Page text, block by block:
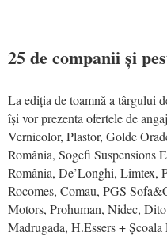
25 de companii și
La ediția de toamnă a târgului
își vor prezenta ofertele de
Vernicolor, Plastor, Golde
România, Sogefi Suspensions
România, De’Longhi, Limtex,
Rocomes, Comau, PGS
Motors, Prohuman, Nidec,
Madrugada, H.Essers +